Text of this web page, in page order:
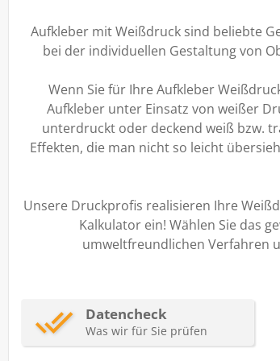
Aufkleber mit Weißdruck sind beliebte
bei der individuellen Gestaltung von
Wenn Sie für Ihre Aufkleber
Aufkleber unter Einsatz von weißer
unterdruckt oder deckend weiß bzw.
Effekten, die man nicht so leicht
Unsere Druckprofis realisieren Ihre
Kalkulator ein! Wählen Sie das
umweltfreundlichen Verfahren